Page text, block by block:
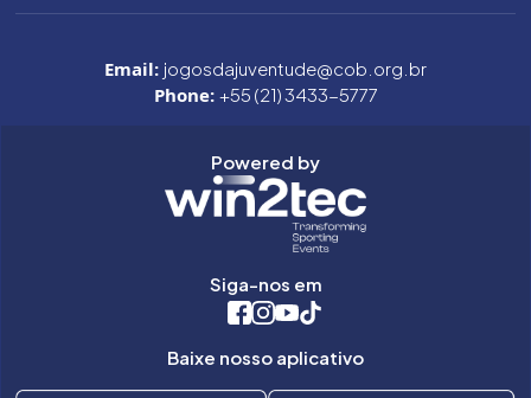
Email: jogosdajuventude@cob.org.br
Phone: +55 (21) 3433-5777
Powered by
Siga-nos em
Baixe nosso aplicativo